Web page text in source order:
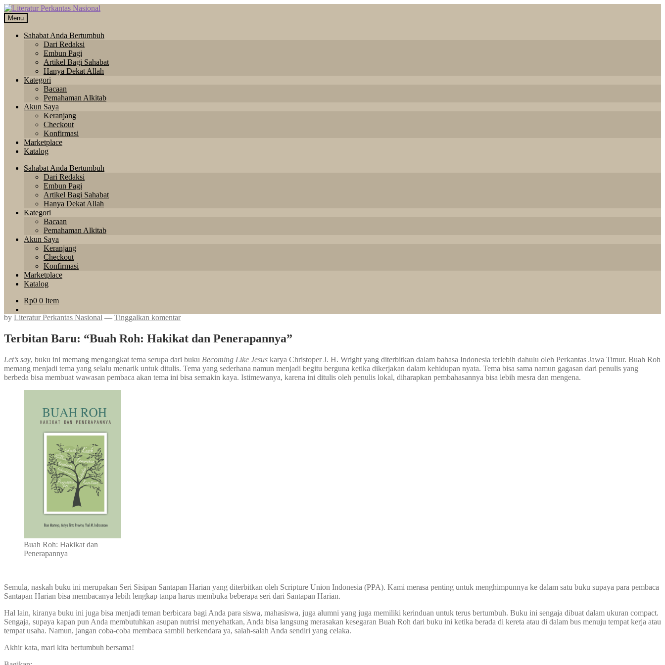
Skip
to
navigation
Langsung
ke
isi
Menu
Sahabat Anda Bertumbuh
Dari Redaksi
Embun Pagi
Artikel Bagi Sahabat
Hanya Dekat Allah
Kategori
Bacaan
Pemahaman Alkitab
Akun Saya
Keranjang
Checkout
Konfirmasi
Marketplace
Katalog
Sahabat Anda Bertumbuh
Dari Redaksi
Embun Pagi
Artikel Bagi Sahabat
Hanya Dekat Allah
Kategori
Bacaan
Pemahaman Alkitab
Akun Saya
Keranjang
Checkout
Konfirmasi
Marketplace
Katalog
Rp0 0 Item
by Literatur Perkantas Nasional — Tinggalkan komentar
Terbitan Baru: “Buah Roh: Hakikat dan Penerapannya”
Let’s say, buku ini memang mengangkat tema serupa dari buku Becoming Like Jesus karya Christoper J. H. Wright yang diterbitkan dalam bahasa Indonesia terlebih dahulu oleh Perkantas Jawa Timur. Buah Roh
memang menjadi tema yang selalu menarik untuk ditulis. Tema yang sederhana namun menjadi begitu berguna ketika dikerjakan dalam kehidupan nyata. Tema bisa sama namun gagasan dari penulis yang
berbeda bisa membuat wawasan pembaca akan tema ini bisa semakin kaya. Istimewanya, karena ini ditulis oleh penulis lokal, diharapkan pembahasannya bisa lebih mesra dan mengena.
Buah Roh: Hakikat dan
Penerapannya
Semula, naskah buku ini merupakan Seri Sisipan Santapan Harian yang diterbitkan oleh Scripture Union Indonesia (PPA). Kami merasa penting untuk menghimpunnya ke dalam satu buku supaya para pembaca
Santapan Harian bisa membacanya lebih lengkap tanpa harus membuka beberapa seri dari Santapan Harian.
Hal lain, kiranya buku ini juga bisa menjadi teman berbicara bagi Anda para siswa, mahasiswa, juga alumni yang juga memiliki kerinduan untuk terus bertumbuh. Buku ini sengaja dibuat dalam ukuran compact.
Sengaja, supaya kapan pun Anda membutuhkan asupan nutrisi menyehatkan, Anda bisa langsung merasakan kesegaran Buah Roh dari buku ini ketika berada di kereta atau di dalam bus menuju tempat kerja atau
tempat usaha. Namun, jangan coba-coba membaca sambil berkendara ya, salah-salah Anda sendiri yang celaka.
Akhir kata, mari kita bertumbuh bersama!